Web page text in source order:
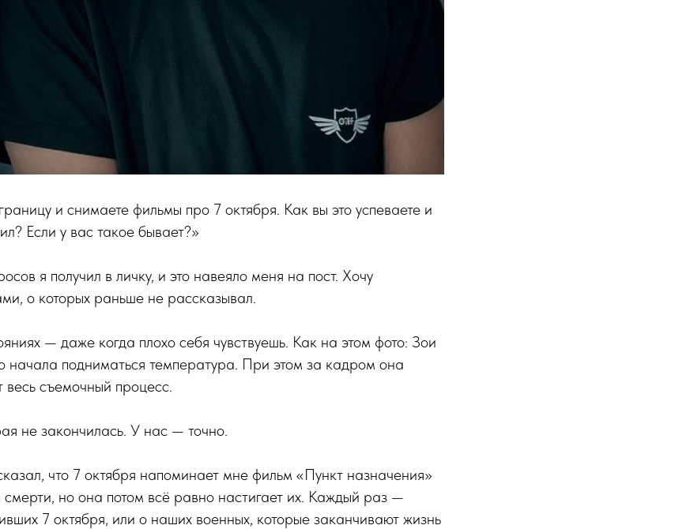
и снимаете фильмы про 7 октября. Как вы это успеваете и
Если у вас такое бывает?»
я получил в личку, и это навеяло меня на пост. Хочу
о которых раньше не рассказывал.
— даже когда плохо себя чувствуешь. Как на этом фото: Зои
начала подниматься температура. При этом за кадром она
весь съемочный процесс.
не закончилась. У нас — точно.
что 7 октября напоминает мне фильм «Пункт назначения»
но она потом всё равно настигает их. Каждый раз —
7 октября, или о наших военных, которые заканчивают жизнь